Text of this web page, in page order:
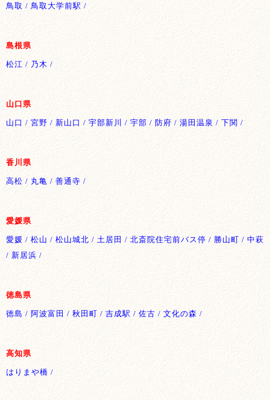
鳥取 / 鳥取大学前駅 /
島根県
松江 / 乃木 /
山口県
山口 / 宮野 / 新山口 / 宇部新川 / 宇部 / 防府 / 湯田温泉 / 下関 /
香川県
高松 / 丸亀 / 善通寺 /
愛媛県
愛媛 / 松山 / 松山城北 / 土居田 / 北斎院住宅前バス停 / 勝山町 / 中萩
/ 新居浜 /
徳島県
徳島 / 阿波富田 / 秋田町 / 吉成駅 / 佐古 / 文化の森 /
高知県
はりまや橋 /